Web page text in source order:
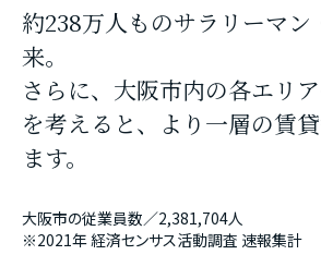
約238万人ものサラリーマ
来。
さらに、大阪市内の各エリ
を考えると、より一層の賃
ます。
大阪市の従業員数／2,381,704人
※2021年 経済センサス活動調査 速報集計